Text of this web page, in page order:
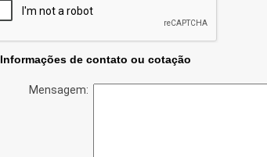
Informações de contato ou cotação
Mensagem: